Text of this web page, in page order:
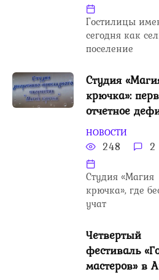
Гостилицы
сегодня как
поселение
Студия
крючка»:
отчетное
НОВОСТИ
248 2
Студия «Магия
крючка», где
учат
Четвертый
фестиваль
мастеров» в